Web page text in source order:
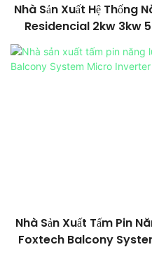
Nhà Sản Xuất Hệ Thống
Residencial 2kw 3kw
Tích Hợp Biến
Nhà Sản Xuất Tấm Pin
Foxtech Balcony